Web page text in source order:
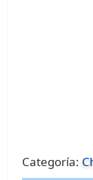
Categoría: